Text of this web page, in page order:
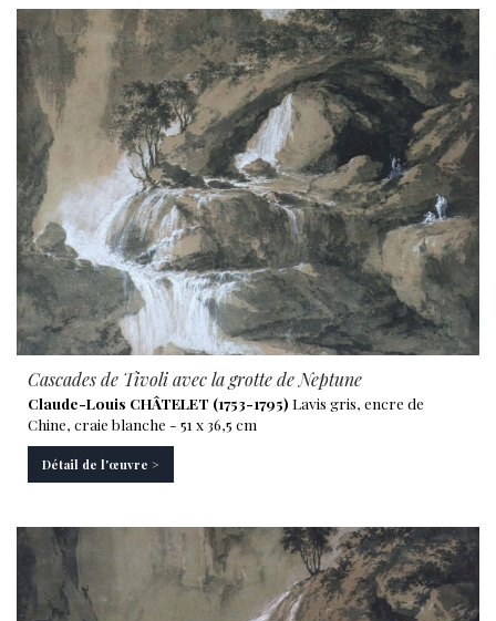
Cascades de Tivoli avec la grotte de Neptune
Claude-Louis CHÂTELET (1753-1795) Lavis gris, encre de
Chine, craie blanche - 51 x 36,5 cm
Détail de l'œuvre >